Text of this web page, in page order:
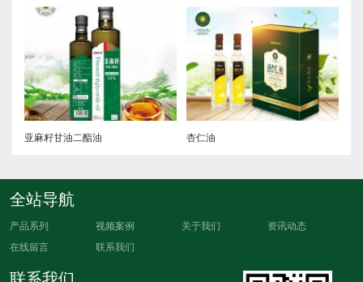
亚麻籽甘油二酯油 杏仁油
全站导航
产品系列 视频案例 关于我们
资讯动态
在线留言
联系我们